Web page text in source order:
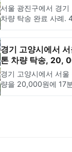
서울 광진구에서 경기
차량 탁송 완료 사례.
경기 고양시에서
톤 차량 탁송, 20,
완료!
경기 고양시에서 서
량을 20,000원에 17